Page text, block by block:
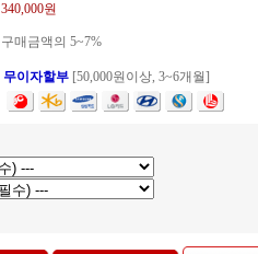
340,000원
구매금액의 5~7%
무이자할부 [50,000원이상, 3~6개월]